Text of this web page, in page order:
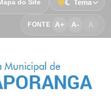
FONTE A+ A- A
do Site Tema